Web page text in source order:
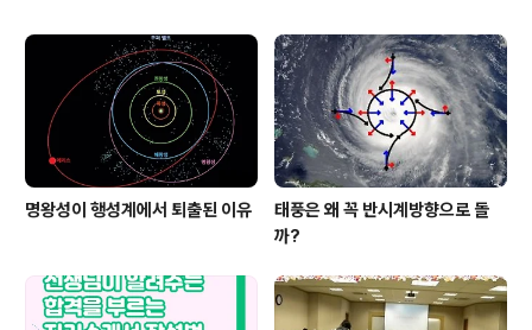
명왕성이 행성계에서 퇴출된 이유
태풍은 왜 꼭 반시계방향으로 돌
까?